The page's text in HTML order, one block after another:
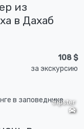
из
в Дахаб
108 $
за экскурсию
tripster